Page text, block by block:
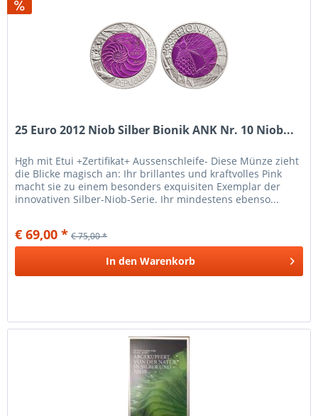
25 Euro 2012 Niob Silber Bionik ANK Nr. 10 Niob...
Hgh mit Etui +Zertifikat+ Aussenschleife- Diese Münze zieht
die Blicke magisch an: Ihr brillantes und kraftvolles Pink
macht sie zu einem besonders exquisiten Exemplar der
innovativen Silber-Niob-Serie. Ihr mindestens ebenso...
€ 69,00 * € 75,00 *
In den Warenkorb